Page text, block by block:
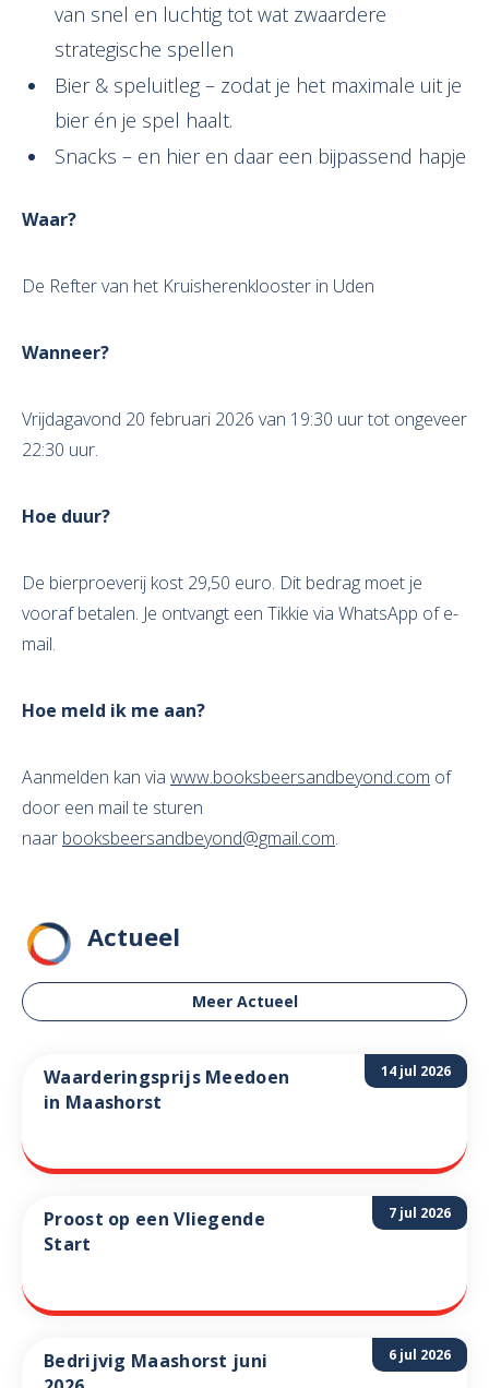
van snel en luchtig tot wat zwaardere
strategische spellen
Bier & speluitleg – zodat je het maximale uit je
bier én je spel haalt.
Snacks – en hier en daar een bijpassend hapje
Waar?
De Refter van het Kruisherenklooster in Uden
Wanneer?
Vrijdagavond 20 februari 2026 van 19:30 uur tot ongeveer
22:30 uur.
Hoe duur?
De bierproeverij kost 29,50 euro. Dit bedrag moet je
vooraf betalen. Je ontvangt een Tikkie via WhatsApp of e-
mail.
Hoe meld ik me aan?
Aanmelden kan via www.booksbeersandbeyond.com of
door een mail te sturen
naar booksbeersandbeyond@gmail.com.
Actueel
Meer Actueel
14 jul 2026
Waarderingsprijs Meedoen
in Maashorst
7 jul 2026
Proost op een Vliegende
Start
6 jul 2026
Bedrijvig Maashorst juni